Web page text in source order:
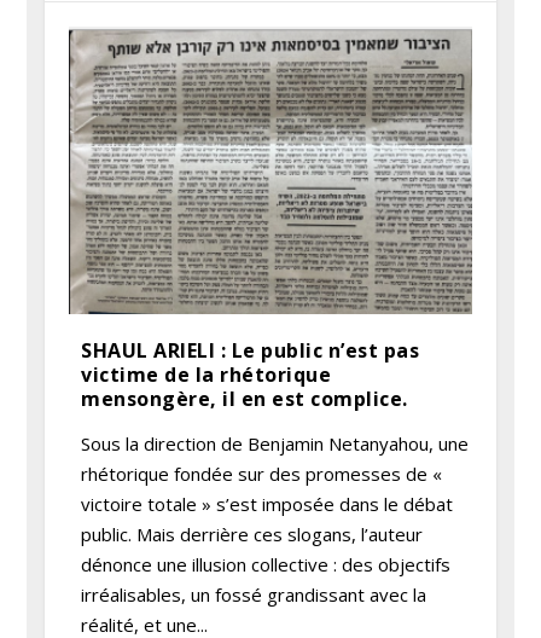
SHAUL ARIELI : Le public n’est pas
victime de la rhétorique
mensongère, il en est complice.
Sous la direction de Benjamin Netanyahou, une
rhétorique fondée sur des promesses de «
victoire totale » s’est imposée dans le débat
public. Mais derrière ces slogans, l’auteur
dénonce une illusion collective : des objectifs
irréalisables, un fossé grandissant avec la
réalité, et une...